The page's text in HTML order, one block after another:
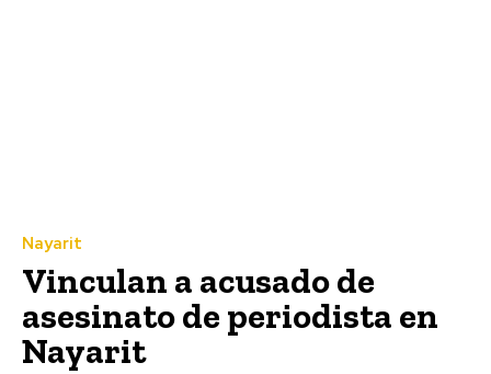
Nayarit
Vinculan a acusado de
asesinato de periodista en
Nayarit